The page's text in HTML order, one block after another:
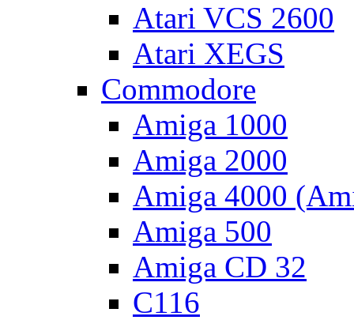
Atari VCS 2600
Atari XEGS
Commodore
Amiga 1000
Amiga 2000
Amiga 4000
Amiga 500
Amiga CD 32
C116